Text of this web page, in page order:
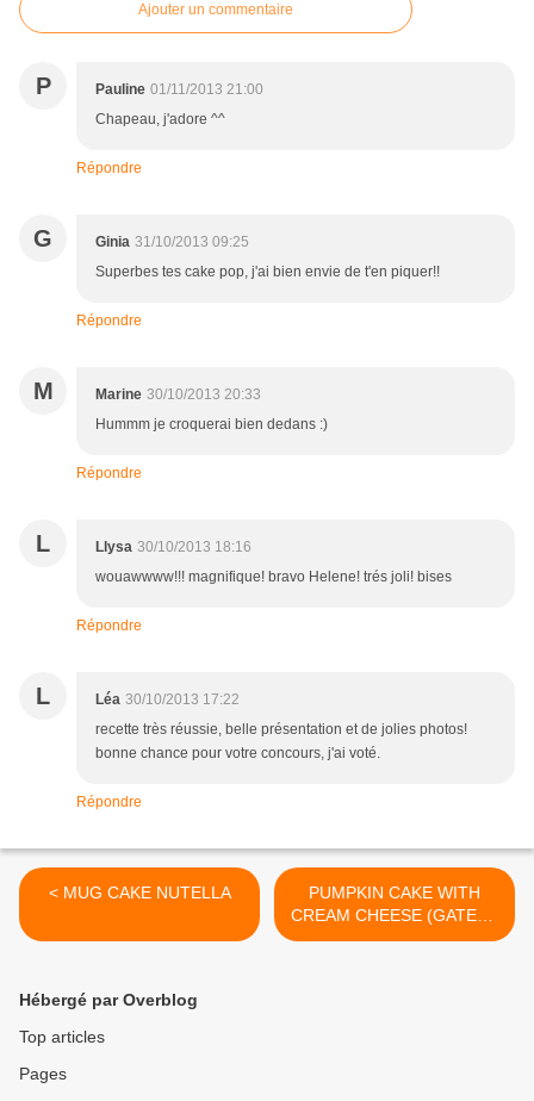
Ajouter un commentaire
P Pauline 01/11/2013 21:00
Chapeau, j'adore ^^
Répondre
G Ginia 31/10/2013 09:25
Superbes tes cake pop, j'ai bien envie de t'en piquer!!
Répondre
M Marine 30/10/2013 20:33
Hummm je croquerai bien dedans :)
Répondre
L Llysa 30/10/2013 18:16
wouawwww!!! magnifique! bravo Helene! trés joli! bises
Répondre
L Léa 30/10/2013 17:22
recette très réussie, belle présentation et de jolies photos!
bonne chance pour votre concours, j'ai voté.
Répondre
< MUG CAKE NUTELLA
PUMPKIN CAKE WITH
CREAM CHEESE (GATEAU
POTIRON, CREME DE
Hébergé par Overblog
Top articles
Pages